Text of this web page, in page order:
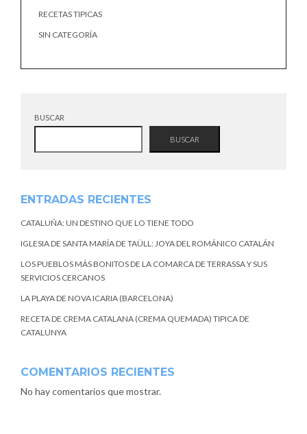
RECETAS TIPICAS
SIN CATEGORÍA
BUSCAR
BUSCAR
ENTRADAS RECIENTES
CATALUÑA: UN DESTINO QUE LO TIENE TODO
IGLESIA DE SANTA MARÍA DE TAÜLL: JOYA DEL ROMÁNICO CATALÁN
LOS PUEBLOS MÁS BONITOS DE LA COMARCA DE TERRASSA Y SUS
SERVICIOS CERCANOS
LA PLAYA DE NOVA ICARIA (BARCELONA)
RECETA DE CREMA CATALANA (CREMA QUEMADA) TIPICA DE
CATALUNYA
COMENTARIOS RECIENTES
No hay comentarios que mostrar.